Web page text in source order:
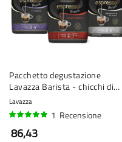
Pacchetto degustazione
Lavazza Barista - chicchi di
caffè - 3 x 1 kg
Lavazza
1 Recensione
86,43